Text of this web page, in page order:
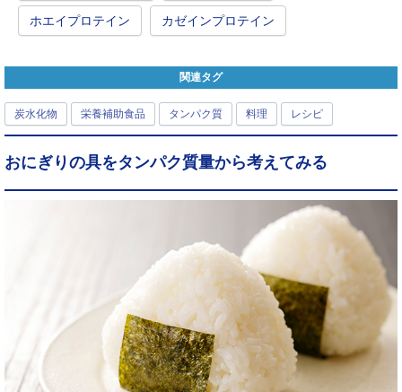
ホエイプロテイン カゼインプロテイン
関連タグ
炭水化物 栄養補助食品 タンパク質 料理 レシピ
おにぎりの具をタンパク質量から考えてみる